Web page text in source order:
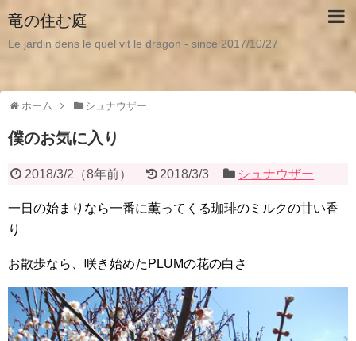
竜の住む庭
Le jardin dens le quel vit le dragon - since 2017/10/27
ホーム シュナウザー
僕のお気に入り
2018/3/2 （8年前） 2018/3/3 シュナウザー
一日の始まりなら一番に薫ってくる珈琲のミルクの甘い香
り
お散歩なら、咲き始めたPLUMの花の白さ